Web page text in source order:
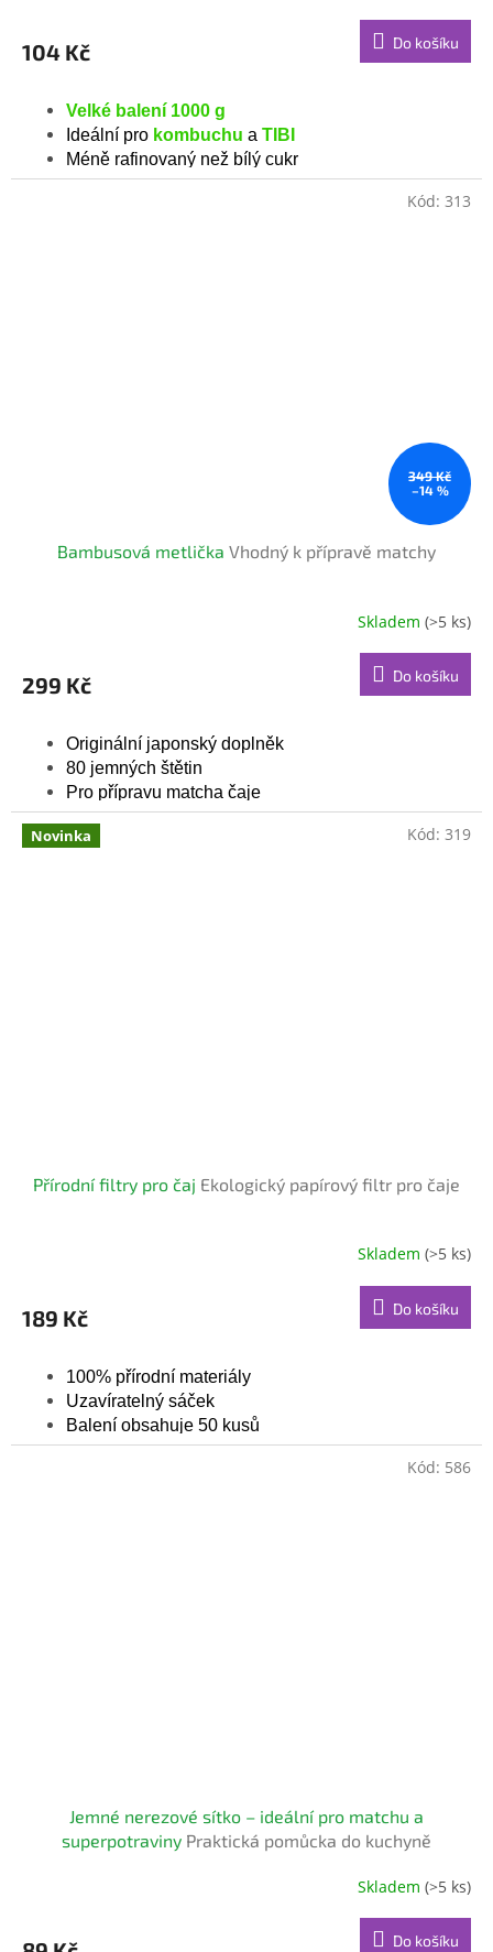
je
hvězdiček.
104 Kč Do košíku
Velké balení 1000 g
Ideální pro kombuchu a TIBI
Méně rafinovaný než bílý cukr
349 Kč
–14 %
Bambusová metlička Vhodný k přípravě matchy
je
hvězdiček.
Skladem(>5 ks)
299 Kč Do košíku
Originální japonský doplněk
80 jemných štětin
Pro přípravu matcha čaje
Kód: 313
Novinka
Přírodní filtry pro čaj Ekologický papírový filtr pro čaje
je
hvězdiček.
Skladem(>5 ks)
189 Kč Do košíku
100% přírodní materiály
Uzavíratelný sáček
Balení obsahuje 50 kusů
Kód: 319
Jemné nerezové sítko – ideální pro matchu a
superpotraviny Praktická pomůcka do kuchyně
Skladem (>5 ks)
Do košíku
Kód: 586